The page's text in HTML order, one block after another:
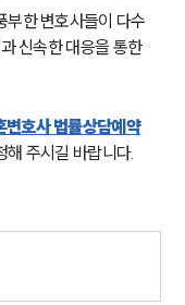
부한 변호사들이 다수
신속한 대응을 통한
변호사 법률상담예약
주시길 바랍니다.